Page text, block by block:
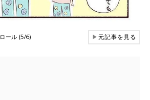
ール (5/6) ▶元記事を見る